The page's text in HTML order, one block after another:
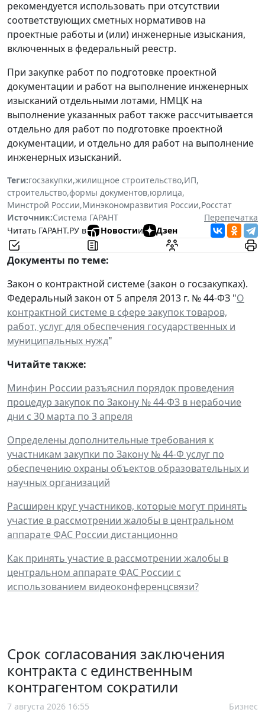
рекомендуется использовать при отсутствии
соответствующих сметных нормативов на
проектные работы и (или) инженерные изыскания,
включенных в федеральный реестр.
При закупке работ по подготовке проектной
документации и работ на выполнение инженерных
изысканий отдельными лотами, НМЦК на
выполнение указанных работ также рассчитывается
отдельно для работ по подготовке проектной
документации, и отдельно для работ на выполнение
инженерных изысканий.
Теги:госзакупки,жилищное строительство,ИП,
строительство,формы документов,юрлица,
Минстрой России,Минэкономразвития России,Росстат
Источник:Система ГАРАНТ
Перепечатка
Читать ГАРАНТ.РУ в
Новостии Дзен
Документы по теме:
Закон о контрактной системе (закон о госзакупках).
Федеральный закон от 5 апреля 2013 г. № 44-ФЗ "О
контрактной системе в сфере закупок товаров,
работ, услуг для обеспечения государственных и
муниципальных нужд"
Читайте также:
Минфин России разъяснил порядок проведения
процедур закупок по Закону № 44-ФЗ в нерабочие
дни с 30 марта по 3 апреля
Определены дополнительные требования к
участникам закупки по Закону № 44-Ф услуг по
обеспечению охраны объектов образовательных и
научных организаций
Расширен круг участников, которые могут принять
участие в рассмотрении жалобы в центральном
аппарате ФАС России дистанционно
Как принять участие в рассмотрении жалобы в
центральном аппарате ФАС России с
использованием видеоконференцсвязи?
Срок согласования заключения
контракта с единственным
контрагентом сократили
7 августа 2026 16:55 Бизнес